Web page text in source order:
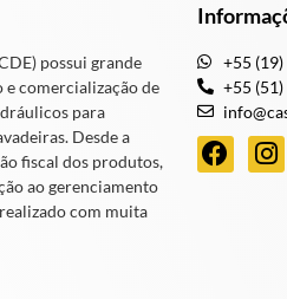
possui grande
comercialização de
para
Desde a
fiscal dos produtos,
ao gerenciamento
com muita
+55
+55